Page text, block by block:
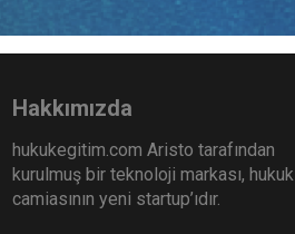
Ayni Haklar - IV. Medeni Hukuk
Kongresi - VI. Oturum
360
Hakkımızda
hukukegitim.com Aristo tarafından
kurulmuş bir teknoloji markası, hukuk
camiasının yeni startup’ıdır.